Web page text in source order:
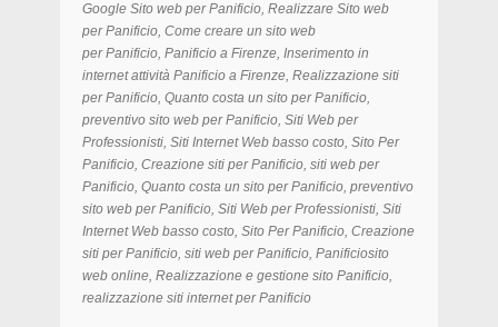
Google Sito web per Panificio, Realizzare Sito web
per Panificio, Come creare un sito web
per Panificio, Panificio a Firenze, Inserimento in
internet attività Panificio a Firenze, Realizzazione siti
per Panificio, Quanto costa un sito per Panificio,
preventivo sito web per Panificio, Siti Web per
Professionisti, Siti Internet Web basso costo, Sito Per
Panificio, Creazione siti per Panificio, siti web per
Panificio, Quanto costa un sito per Panificio, preventivo
sito web per Panificio, Siti Web per Professionisti, Siti
Internet Web basso costo, Sito Per Panificio, Creazione
siti per Panificio, siti web per Panificio, Panificiosito
web online, Realizzazione e gestione sito Panificio,
realizzazione siti internet per Panificio